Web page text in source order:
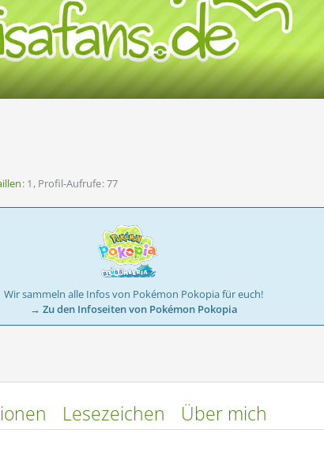
1 Profil-Aufrufe 77
Wir sammeln alle Infos von Pokémon Pokopia für euch!
→ Zu den Infoseiten von Pokémon Pokopia
Lesezeichen Über mich